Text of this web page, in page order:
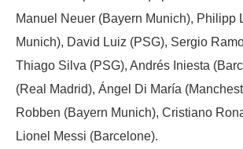
Manuel Neuer (Bayern Munich), Philipp
Munich), David Luiz (PSG), Sergio
Thiago Silva (PSG), Andrés Iniesta
(Real Madrid), Ángel Di María
Robben (Bayern Munich), Cristiano
Lionel Messi (Barcelone).